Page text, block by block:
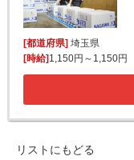
[都道府県] 埼玉県
[時給] 1,150円～1,150円
リストにもどる